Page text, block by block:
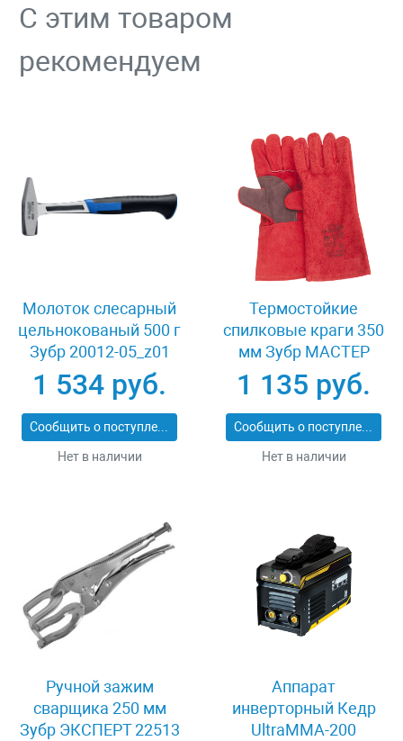
С этим товаром
рекомендуем
Молоток слесарный
цельнокованый 500 г
Зубр 20012-05_z01
1 534 руб.
Сообщить о поступлении
Нет в наличии
Термостойкие
спилковые краги 350
мм Зубр МАСТЕР
11334-XL
1 135 руб.
Сообщить о поступлении
Нет в наличии
Ручной зажим
сварщика 250 мм
Зубр ЭКСПЕРТ 22513
Аппарат
инверторный Кедр
UltraMMA-200